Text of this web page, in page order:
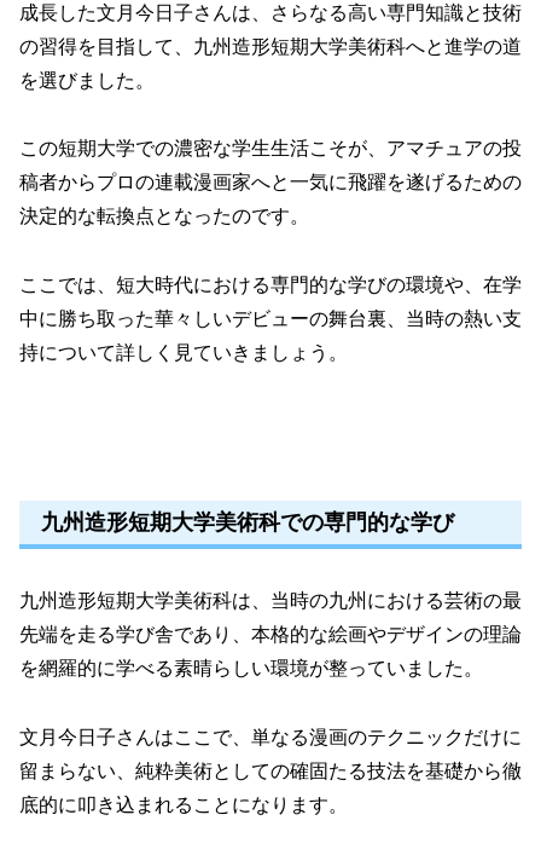
成長した文月今日子さんは、さらなる高い専門知識と技術
の習得を目指して、九州造形短期大学美術科へと進学の道
を選びました。
この短期大学での濃密な学生生活こそが、アマチュアの投
稿者からプロの連載漫画家へと一気に飛躍を遂げるための
決定的な転換点となったのです。
ここでは、短大時代における専門的な学びの環境や、在学
中に勝ち取った華々しいデビューの舞台裏、当時の熱い支
持について詳しく見ていきましょう。
九州造形短期大学美術科での専門的な学び
九州造形短期大学美術科は、当時の九州における芸術の最
先端を走る学び舎であり、本格的な絵画やデザインの理論
を網羅的に学べる素晴らしい環境が整っていました。
文月今日子さんはここで、単なる漫画のテクニックだけに
留まらない、純粋美術としての確固たる技法を基礎から徹
底的に叩き込まれることになります。